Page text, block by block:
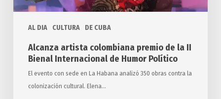
AL DIA CULTURA DE CUBA
Político
Alcanza artista colombiana premio de la II
Bienal Internacional de Humor Político
El evento con sede en La Habana analizó 350 obras contra la
colonización cultural. Elena…